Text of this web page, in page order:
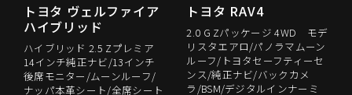
トヨタ ヴェルファイア
ハイブリッド
ハイブリッド 2.5 Zプレミア
14インチ純正ナビ/13インチ
後席モニター/ムーンルーフ/
ナッパ本革シート/全席シート
トヨタ RAV4
2.0 G Zパッケージ 4WD モデ
リスタエアロ/パノラマムーン
ルーフ/トヨタセーフティーセ
ンス/純正ナビ/バックカメ
ラ/BSM/デジタルインナーミ